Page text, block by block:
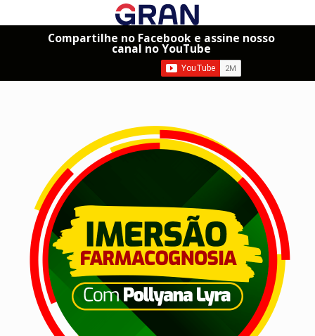
Compartilhe no Facebook e assine nosso
canal no YouTube